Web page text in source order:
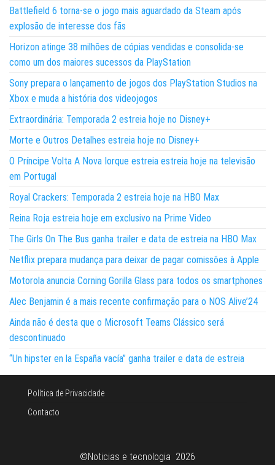
Battlefield 6 torna-se o jogo mais aguardado da Steam após
explosão de interesse dos fãs
Horizon atinge 38 milhões de cópias vendidas e consolida-se
como um dos maiores sucessos da PlayStation
Sony prepara o lançamento de jogos dos PlayStation Studios na
Xbox e muda a história dos videojogos
Extraordinária: Temporada 2 estreia hoje no Disney+
Morte e Outros Detalhes estreia hoje no Disney+
O Príncipe Volta A Nova Iorque estreia estreia hoje na televisão
em Portugal
Royal Crackers: Temporada 2 estreia hoje na HBO Max
Reina Roja estreia hoje em exclusivo na Prime Video
The Girls On The Bus ganha trailer e data de estreia na HBO Max
Netflix prepara mudança para deixar de pagar comissões à Apple
Motorola anuncia Corning Gorilla Glass para todos os smartphones
Alec Benjamin é a mais recente confirmação para o NOS Alive’24
Ainda não é desta que o Microsoft Teams Clássico será
descontinuado
“Un hipster en la España vacía” ganha trailer e data de estreia
Política de Privacidade
Contacto
©Noticias e tecnologia 2026